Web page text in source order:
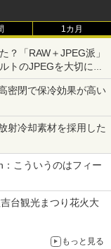
1カ月
？「RAW＋JPEG派」
のJPEGを大切にす
密閉で保冷効果が高い
射冷却素材を採用した
こういうのはフィー
台観光まつり花火大
もっと見る